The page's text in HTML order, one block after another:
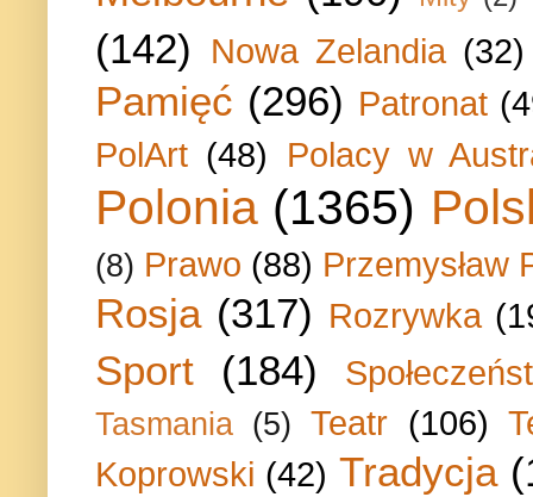
(142) Nowa Zelandia (32)
Pamięć (296) Patronat
PolArt (48) Polacy w
Polonia (1365)
(8) Prawo (88) Przemysław
Rosja (317) Rozrywka
Sport (184)
Tasmania (5) Teatr (106)
Koprowski (42) Tradycja